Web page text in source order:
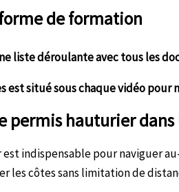
de formation
liste déroulante avec tous les
est situé sous chaque vidéo pour
permis hauturier dans
indispensable pour naviguer
les côtes sans limitation de